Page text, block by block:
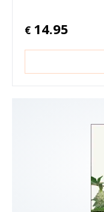
€ 14.95